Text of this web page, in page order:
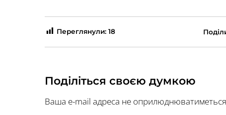
Переглянули: 18
Поділіться своєю думкою
Ваша e-mail адреса не